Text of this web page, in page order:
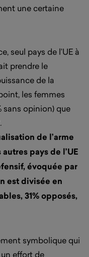
une certaine
seul pays de l’UE à
prendre le
de la
les femmes
sans opinion) que
de l’arme
pays de l’UE
évoquée par
est divisée en
31% opposés,
symbolique qui
effort de